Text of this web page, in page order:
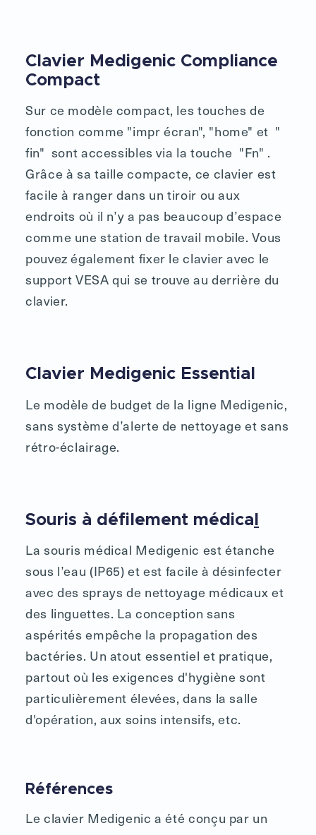
Clavier Medigenic Compliance
Compact
Sur ce modèle compact, les touches de
fonction comme "impr écran", "home" et "
fin" sont accessibles via la touche "Fn" .
Grâce à sa taille compacte, ce clavier est
facile à ranger dans un tiroir ou aux
endroits où il n’y a pas beaucoup d’espace
comme une station de travail mobile. Vous
pouvez également fixer le clavier avec le
support VESA qui se trouve au derrière du
clavier.
Clavier Medigenic Essential
Le modèle de budget de la ligne Medigenic,
sans système d’alerte de nettoyage et sans
rétro-éclairage.
Souris à défilement médica
La souris médical Medigenic est étanche
sous l’eau (IP65) et est facile à désinfecter
avec des sprays de nettoyage médicaux et
des linguettes. La conception sans
aspérités empêche la propagation des
bactéries. Un atout essentiel et pratique,
partout où les exigences d'hygiène sont
particulièrement élevées, dans la salle
d'opération, aux soins intensifs, etc.
Références
Le clavier Medigenic a été conçu par un